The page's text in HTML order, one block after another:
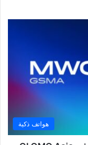
هواتف ذكية